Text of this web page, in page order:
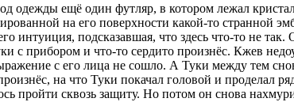
одежды ещё один футляр, в котором лежал
на его поверхности какой-то
интуиция, подсказавшая, что здесь что-то не
с прибором и что-то сердито произнёс. Кжев
с его лица не сошло. А Туки между тем
на что Туки покачал головой и
пройти сквозь защиту. Но потом он снова